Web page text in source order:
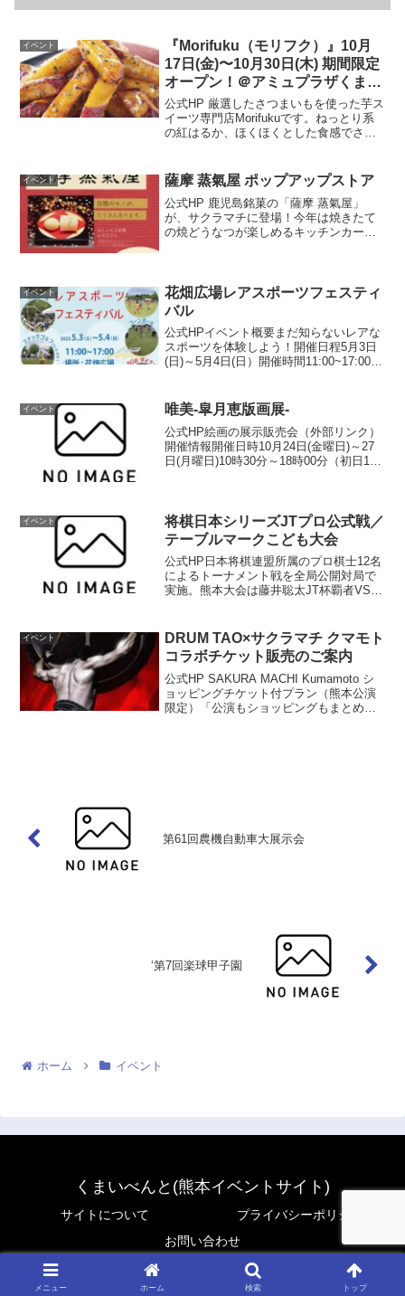
イベント
『Morifuku（モリフク）』10月
17日(金)〜10月30日(木) 期間限定
オープン！＠アミュプラザくまも
と 1F
公式HP 厳選したさつまいもを使った芋ス
イーツ専門店Morifukuです。ねっとり系
の紅はるか、ほくほくとした食感でさっ
てみてくださいませ。開催場所はこちら
▼ 公式HP
イベント 薩摩 蒸氣屋 ポップアップストア
公式HP 鹿児島銘菓の「薩摩 蒸氣屋」
が、サクラマチに登場！今年は焼きたて
の焼どうなつが楽しめるキッチンカーも
調製したお菓子を、是...
イベント
花畑広場レアスポーツフェスティ
バル
公式HPイベント概要まだ知らないレアな
スポーツを体験しよう！開催日程5月3日
(日)～5月4日(日）開催時間11:00~17:00開
イベント 唯美-皐月恵版画展-
公式HP絵画の展示販売会（外部リンク）
開催情報開催日時10月24日(金曜日)～27
日(月曜日)10時30分～18時00分（初日14
イベント
将棋日本シリーズJTプロ公式戦／
テーブルマークこども大会
公式HP日本将棋連盟所属のプロ棋士12名
によるトーナメント戦を全局公開対局で
実施。熊本大会は藤井聡太JT杯覇者VS一
開催。低学年（3年生以下・未就学児含
む）と高学年部門（...
イベント
DRUM TAO×サクラマチ クマモト
コラボチケット販売のご案内
公式HP SAKURA MACHI Kumamoto シ
ョッピングチケット付プラン（熊本公演
限定）「公演もショッピングもまとめて
第61回農機自動車大展示会
‘第7回楽球甲子園
ホーム イベント
くまいべんと(熊本イベントサイト)
サイトについて
プライバシーポリシー
お問い合わせ
© 2024 くまいべんと(熊本イベントサイト).
メニュー ホーム 検索 トップ